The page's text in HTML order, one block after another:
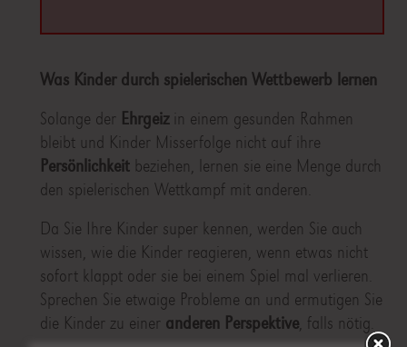
Was Kinder durch spielerischen Wettbewerb lernen
Solange der Ehrgeizin einem gesunden Rahmen
bleibt und Kinder Misserfolge nicht auf ihre
Persönlichkeitbeziehen, lernen sie eine Menge durch
den spielerischen Wettkampf mit anderen.
Da Sie Ihre Kinder super kennen, werden Sie auch
wissen, wie die Kinder reagieren, wenn etwas nicht
sofort klappt oder sie bei einem Spiel mal verlieren.
Sprechen Sie etwaige Probleme an und ermutigen Sie
die Kinder zu einer anderen Perspektive, falls nötig.